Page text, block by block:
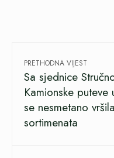
PRETHODNA VIJEST
Sa sjednice
Kamionske
se nesmetano
sortimenata